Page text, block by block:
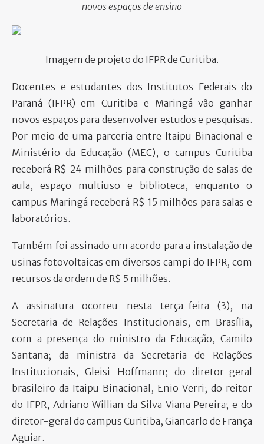
PARTICIPE
novos espaços de ensino
Imagem de projeto do IFPR de Curitiba.
Docentes e estudantes dos Institutos Federais do
Paraná (IFPR) em Curitiba e Maringá vão ganhar
novos espaços para desenvolver estudos e pesquisas.
Por meio de uma parceria entre Itaipu Binacional e
Ministério da Educação (MEC), o campus Curitiba
receberá R$ 24 milhões para construção de salas de
aula, espaço multiuso e biblioteca, enquanto o
campus Maringá receberá R$ 15 milhões para salas e
laboratórios.
Também foi assinado um acordo para a instalação de
usinas fotovoltaicas em diversos campi do IFPR, com
recursos da ordem de R$ 5 milhões.
A assinatura ocorreu nesta terça-feira (3), na
Secretaria de Relações Institucionais, em Brasília,
com a presença do ministro da Educação, Camilo
Santana; da ministra da Secretaria de Relações
Institucionais, Gleisi Hoffmann; do diretor-geral
brasileiro da Itaipu Binacional, Enio Verri; do reitor
do IFPR, Adriano Willian da Silva Viana Pereira; e do
diretor-geral do campus Curitiba, Giancarlo de França
Aguiar.